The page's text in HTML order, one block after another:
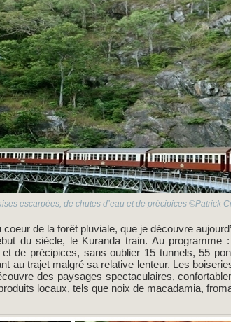
escarpées, de chutes d’eau et de précipices ©Patrick
de la forêt pluviale, que je découvre
du siècle, le Kuranda train. Au
et de précipices, sans oublier 15 tunnels, 55
au trajet malgré sa relative lenteur. Les
des paysages spectaculaires,
locaux, tels que noix de macadamia,